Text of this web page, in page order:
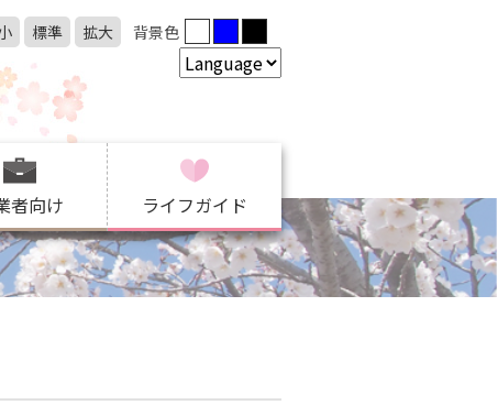
標準 拡大 背景色
者向け ライフガイド